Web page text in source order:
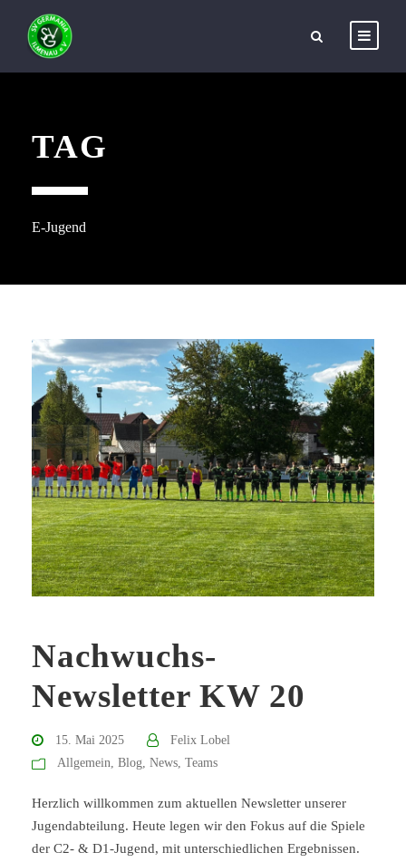
TAG
E-Jugend
Nachwuchs-
Newsletter KW 20
15. Mai 2025
Felix Lobel
Allgemein Blog News Teams
Herzlich willkommen zum aktuellen Newsletter unserer
Jugendabteilung. Heute legen wir den Fokus auf die Spiele
der C2- & D1-Jugend, mit unterschiedlichen Ergebnissen.